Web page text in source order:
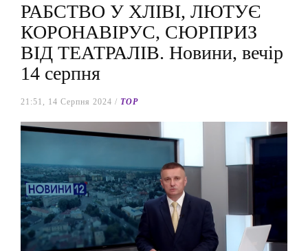
РАБСТВО У ХЛІВІ, ЛЮТУЄ
КОРОНАВІРУС, СЮРПРИЗ
ВІД ТЕАТРАЛІВ. Новини, вечір
14 серпня
21:51, 14 Серпня 2024 / TOP